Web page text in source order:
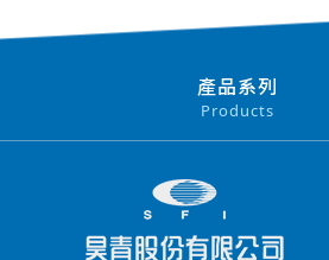
產品系列
Products